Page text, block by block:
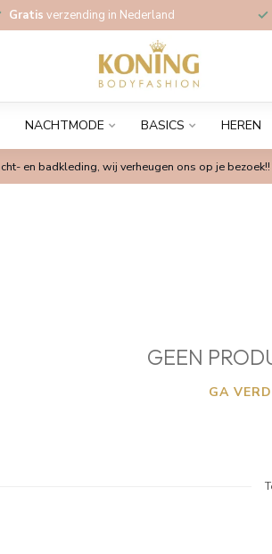
Gratis verzending in Nederland
NACHTMODE BASICS HEREN
en badkleding, wij verheugen ons op je bezoek!!
GEEN
GA